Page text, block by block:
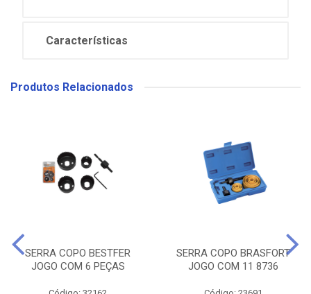
Características
Produtos Relacionados
SERRA COPO BESTFER
JOGO COM 6 PEÇAS
SERRA COPO BRASFORT
JOGO COM 11 8736